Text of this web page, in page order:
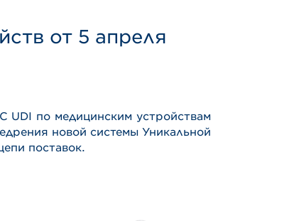
от 5 апреля
UDI по медицинским устройствам
новой системы Уникальной
поставок.